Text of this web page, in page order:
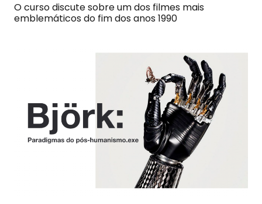
O curso discute sobre um dos filmes mais
emblemáticos do fim dos anos 1990